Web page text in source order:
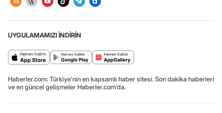
UYGULAMAMIZI İNDİRİN
Haberler.com: Türkiye’nin en kapsamlı haber sitesi. Son dakika haberleri
ve en güncel gelişmeler Haberler.com’da.